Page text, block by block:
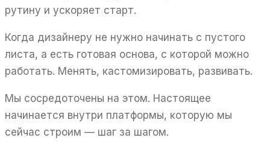
рутину и ускоряет старт.
Когда дизайнеру не нужно начинать с пустого
листа, а есть готовая основа, с которой можно
работать. Менять, кастомизировать, развивать.
Мы сосредоточены на этом. Настоящее
начинается внутри платформы, которую мы
сейчас строим — шаг за шагом.